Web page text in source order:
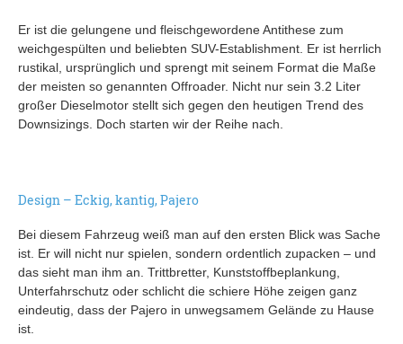
Er ist die gelungene und fleischgewordene Antithese zum
weichgespülten und beliebten SUV-Establishment. Er ist herrlich
rustikal, ursprünglich und sprengt mit seinem Format die Maße
der meisten so genannten Offroader. Nicht nur sein 3.2 Liter
großer Dieselmotor stellt sich gegen den heutigen Trend des
Downsizings. Doch starten wir der Reihe nach.
Design – Eckig, kantig, Pajero
Bei diesem Fahrzeug weiß man auf den ersten Blick was Sache
ist. Er will nicht nur spielen, sondern ordentlich zupacken – und
das sieht man ihm an. Trittbretter, Kunststoffbeplankung,
Unterfahrschutz oder schlicht die schiere Höhe zeigen ganz
eindeutig, dass der Pajero in unwegsamem Gelände zu Hause
ist.